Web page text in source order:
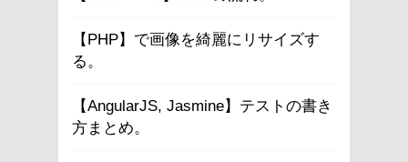
【PHP】で画像を綺麗にリサイズす
る。
【AngularJS, Jasmine】テストの書き
方まとめ。